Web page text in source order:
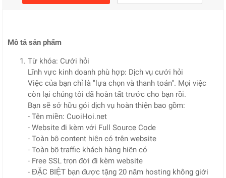
Mô tả sản phẩm
Từ khóa: Cưới hỏi
Lĩnh vực kinh doanh phù hợp: Dịch vụ cưới hỏi
Việc của bạn chỉ là "lựa chọn và thanh toán". Mọi việc
còn lại chúng tôi đã hoàn tất trước cho bạn rồi.
Bạn sẽ sở hữu gói dịch vụ hoàn thiện bao gồm:
- Tên miền: CuoiHoi.net
- Website đi kèm với Full Source Code
- Toàn bộ content hiện có trên website
- Toàn bộ traffic khách hàng hiện có
- Free SSL trọn đời đi kèm website
- ĐẶC BIỆT bạn được tặng 20 năm hosting không giới